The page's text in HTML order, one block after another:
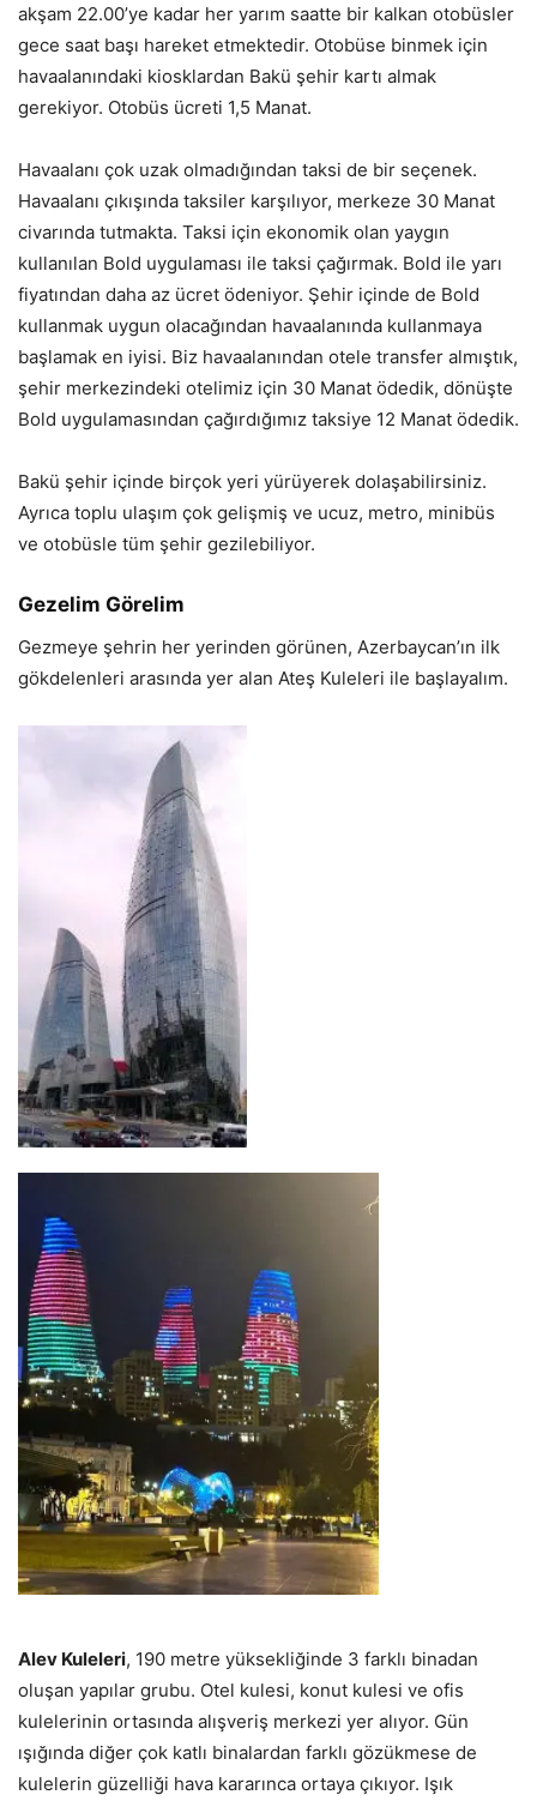
akşam 22.00’ye kadar her yarım saatte bir kalkan otobüsler
gece saat başı hareket etmektedir. Otobüse binmek için
havaalanındaki kiosklardan Bakü şehir kartı almak
gerekiyor. Otobüs ücreti 1,5 Manat.
Havaalanı çok uzak olmadığından taksi de bir seçenek.
Havaalanı çıkışında taksiler karşılıyor, merkeze 30 Manat
civarında tutmakta. Taksi için ekonomik olan yaygın
kullanılan Bold uygulaması ile taksi çağırmak. Bold ile yarı
fiyatından daha az ücret ödeniyor. Şehir içinde de Bold
kullanmak uygun olacağından havaalanında kullanmaya
başlamak en iyisi. Biz havaalanından otele transfer almıştık,
şehir merkezindeki otelimiz için 30 Manat ödedik, dönüşte
Bold uygulamasından çağırdığımız taksiye 12 Manat ödedik.
Bakü şehir içinde birçok yeri yürüyerek dolaşabilirsiniz.
Ayrıca toplu ulaşım çok gelişmiş ve ucuz, metro, minibüs
ve otobüsle tüm şehir gezilebiliyor.
Gezelim Görelim
Gezmeye şehrin her yerinden görünen, Azerbaycan’ın ilk
gökdelenleri arasında yer alan Ateş Kuleleri ile başlayalım.
Alev Kuleleri, 190 metre yüksekliğinde 3 farklı binadan
oluşan yapılar grubu. Otel kulesi, konut kulesi ve ofis
kulelerinin ortasında alışveriş merkezi yer alıyor. Gün
ışığında diğer çok katlı binalardan farklı gözükmese de
kulelerin güzelliği hava kararınca ortaya çıkıyor. Işık